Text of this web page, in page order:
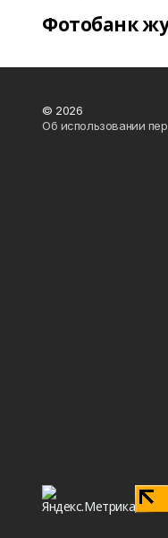
Фотобанк
© 2026
Об использовании